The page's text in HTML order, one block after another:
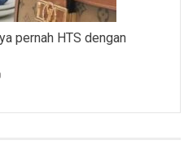
pernah HTS dengan